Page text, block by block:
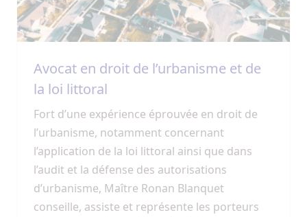
Avocat en droit de l’urbanisme et de
la loi littoral
Fort d’une expérience éprouvée en droit de
l’urbanisme, notamment concernant
l’application de la loi littoral ainsi que dans
l’audit et la défense des autorisations
d’urbanisme, Maître Ronan Blanquet
conseille, assiste et représente les porteurs